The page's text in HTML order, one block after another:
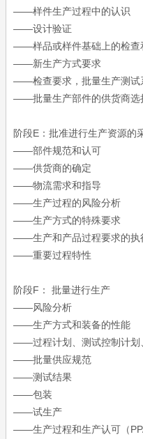
——样件生产过程中的认识
——设计验证
——样品或样件基础上的检查
——新生产方式要求
——检查要求，批量生产测试
——批量生产部件的供货商选
阶段E：批准进行生产资源的
——部件规范和认可
——供货商的确定
——物流需求和指导
——生产过程的风险分析
——生产方式的特殊要求
——生产和产品过程要求的执
——重要过程特性
阶段F： 批量进行生产
——风险分析
——生产方式和装备的性能
——过程计划、测试控制计划
——批量供应规范
——测试结果
——包装
——试生产
——生产过程和生产认可（